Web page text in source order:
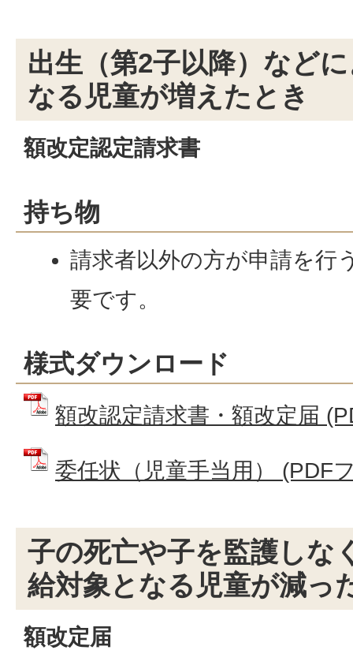
出生（第2子以降）など
なる児童が増えたとき
額改定認定請求書
持ち物
請求者以外の方が申請を行
要です。
様式ダウンロード
額改認定請求書・額改定届
委任状（児童手当用） (PDF
子の死亡や子を監護しな
給対象となる児童が減っ
額改定届